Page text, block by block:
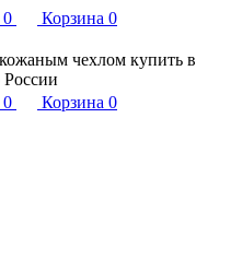
0 Корзина 0
чехлом купить в
России
0 Корзина 0